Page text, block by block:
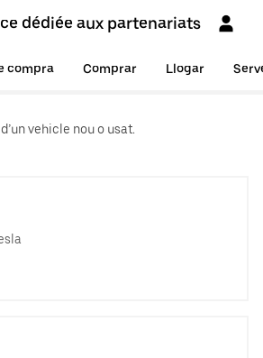
dédiée aux partenariats
compra Comprar Llogar
vehicle nou o usat.